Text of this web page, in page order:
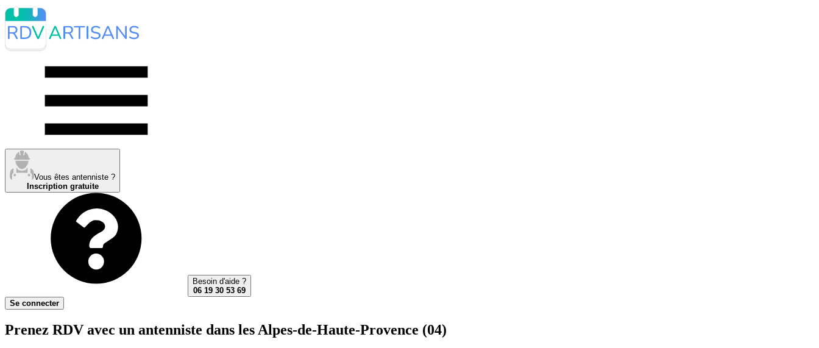
Vous êtes antenniste ?
Inscription gratuite
Besoin d'aide ?
06 19 30 53 69
Se connecter
Prenez RDV avec un antenniste dans les Alpes-de-Haute-Provence (04)